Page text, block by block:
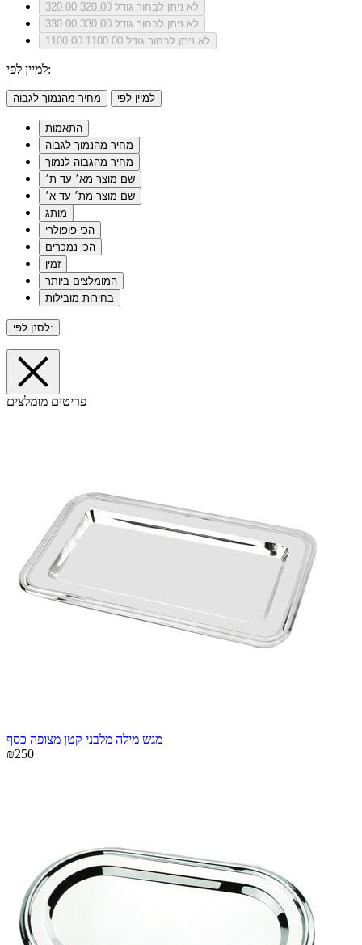
320.00
לא ניתן לבחור גודל 320.00
330.00
לא ניתן לבחור גודל 330.00
1100.00
לא ניתן לבחור גודל 1100.00
למיין לפי:
מחיר מהנמוך לגבוה למיין לפי
התאמות
מחיר מהנמוך לגבוה
מחיר מהגבוה לנמוך
שם מוצר מא׳ עד ת׳
שם מוצר מת׳ עד א׳
מותג
הכי פופולרי
הכי נמכרים
זמין
המומלצים ביותר
בחירות מובילות
לסנן לפי:
פריטים מומלצים
מגש מילה מלבני קטן מצופה כסף
₪250